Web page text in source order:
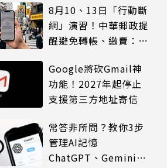
8月10、13日「行動斷
網」演習！中華郵政提
醒避免轉帳、繳費：務
Google將砍Gmail神
功能！2027年起停止
支援第三方地址寄信
常答非所問？教你3步
管理AI記憶
ChatGPT、Gemini都